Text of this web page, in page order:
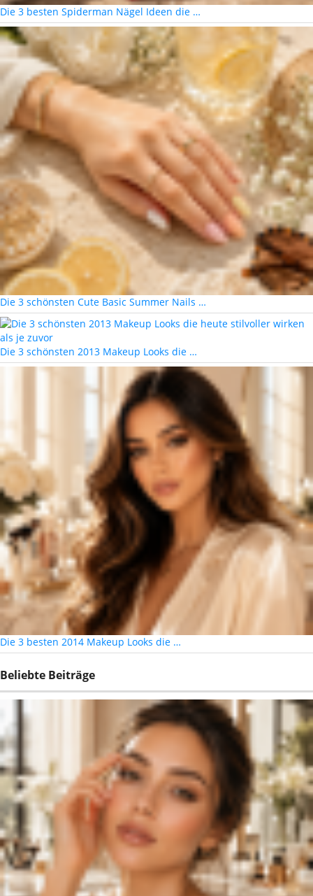
Die 3 besten Spiderman Nägel Ideen die …
Die 3 schönsten Cute Basic Summer Nails …
Die 3 schönsten 2013 Makeup Looks die …
Die 3 besten 2014 Makeup Looks die …
Beliebte Beiträge